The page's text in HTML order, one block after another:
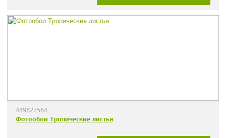
449827564
Фотообои Тропические листья